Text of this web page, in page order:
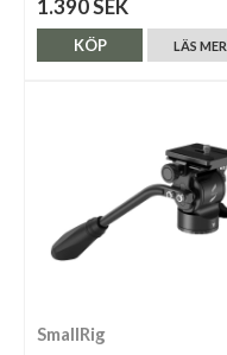
1.390 SEK
LÄS MER
KÖP
SmallRig